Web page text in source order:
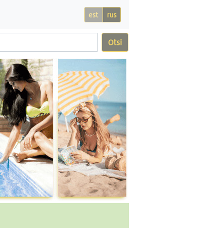
est rus
Otsi